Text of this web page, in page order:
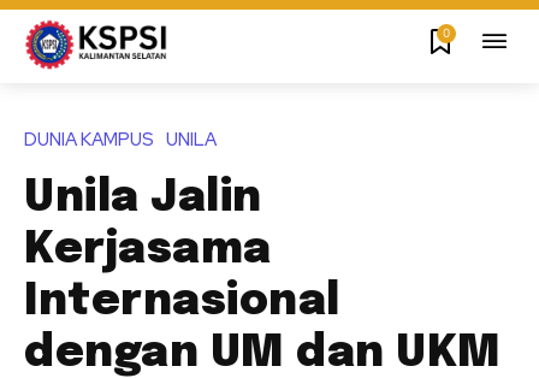
0
DUNIA KAMPUS UNILA
Unila Jalin
Kerjasama
Internasional
dengan UM dan UKM